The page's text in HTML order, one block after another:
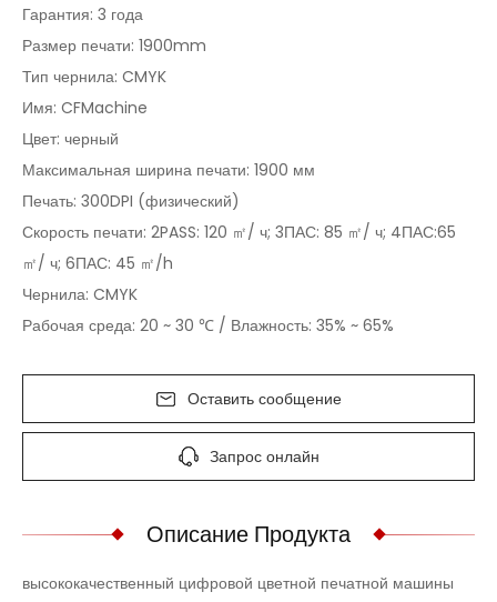
Гарантия: 3 года
Размер печати: 1900mm
Тип чернила: CMYK
Имя: CFMachine
Цвет: черный
Максимальная ширина печати: 1900 мм
Печать: 300DPI (физический)
Скорость печати: 2PASS: 120 ㎡/ ч; 3ПАС: 85 ㎡/ ч; 4ПАС:65
㎡/ ч; 6ПАС: 45 ㎡/h
Чернила: CMYK
Рабочая среда: 20 ~ 30 ℃ / Влажность: 35% ~ 65%
Оставить сообщение
Запрос онлайн
Описание Продукта
высококачественный цифровой цветной печатной машины